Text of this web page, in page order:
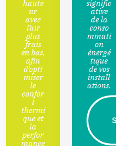
haute
ur
avec
l’air
plus
frais
en bas,
afin
d’opti
miser
le
confor
t
thermi
que et
la
perfor
mance
signific
ative
de la
conso
mmati
on
énergé
tique
de vos
install
ations.